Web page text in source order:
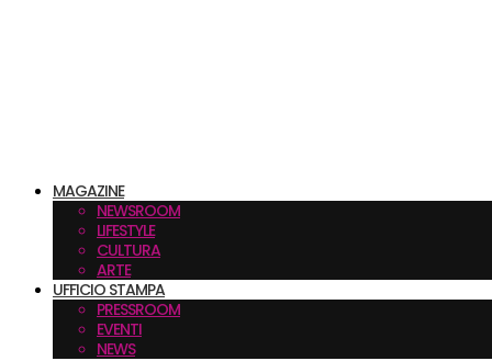
MAGAZINE
NEWSROOM
LIFESTYLE
CULTURA
ARTE
UFFICIO STAMPA
PRESSROOM
EVENTI
NEWS